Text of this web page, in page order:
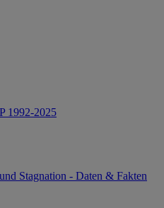
1992-2025
Stagnation - Daten & Fakten